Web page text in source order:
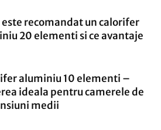
este recomandat un calorifer
20 elementi si ce avantaje
aluminiu 10 elementi –
ideala pentru camerele de
medii